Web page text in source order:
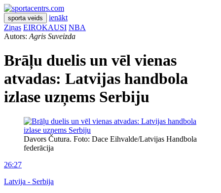
sporta veids
ienākt
Ziņas EIROKAUSI NBA
Autors: Agris Suveizda
Brāļu duelis un vēl vienas
atvadas: Latvijas handbola
izlase uzņems Serbiju
Davors Čutura. Foto: Dace Eihvalde/Latvijas Handbola
federācija
26:27
Latvija - Serbija